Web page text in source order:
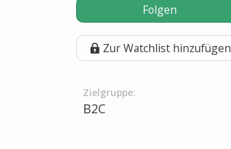
Folgen
Zur Watchlist hinzufügen
Zielgruppe:
B2C